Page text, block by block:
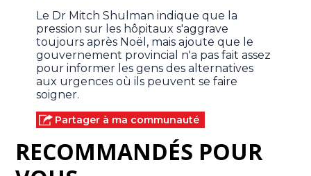
Le Dr Mitch Shulman indique que la
pression sur les hôpitaux s'aggrave
toujours après Noël, mais ajoute que le
gouvernement provincial n'a pas fait assez
pour informer les gens des alternatives
aux urgences où ils peuvent se faire
soigner.
Partager à ma communauté
RECOMMANDÉS POUR